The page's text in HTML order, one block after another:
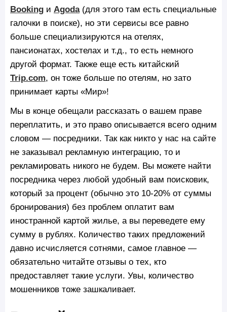
Booking и Agoda(для этого там есть специальные
галочки в поиске), но эти сервисы все равно
больше специализируются на отелях,
пансионатах, хостелах и т.д., то есть немного
другой формат. Также еще есть китайский
Trip.com, он тоже больше по отелям, но зато
принимает карты «Мир»!
Мы в конце обещали рассказать о вашем праве
переплатить, и это право описывается всего одним
словом — посредники. Так как никто у нас на сайте
не заказывал рекламную интеграцию, то и
рекламировать никого не будем. Вы можете найти
посредника через любой удобный вам поисковик,
который за процент (обычно это 10-20% от суммы
бронирования) без проблем оплатит вам
иностранной картой жилье, а вы переведете ему
сумму в рублях. Количество таких предложений
давно исчисляется сотнями, самое главное —
обязательно читайте отзывы о тех, кто
предоставляет такие услуги. Увы, количество
мошенников тоже зашкаливает.